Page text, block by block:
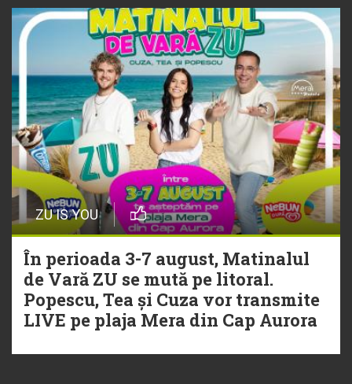
playlistul Radio ZU
ZU IS YOU
În perioada 3-7 august, Matinalul
de Vară ZU se mută pe litoral.
Popescu, Tea și Cuza vor transmite
LIVE pe plaja Mera din Cap Aurora